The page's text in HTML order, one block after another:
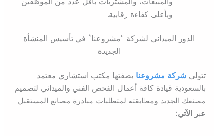
وبأعلى كفاءة رقابية.
الدور الميداني لشركة “مشروعنا” في تأسيس المنشأة
الجديدة
تتولى شركة مشروعنابصفتها مكتب استشاري معتمد
بالسعودية قيادة كافة أعمال الفحص الفني والميداني لتصميم
مصنعك الجديد ومطابقته لمتطلبات مبادرة مصانع المستقبل
عبر الآتي: